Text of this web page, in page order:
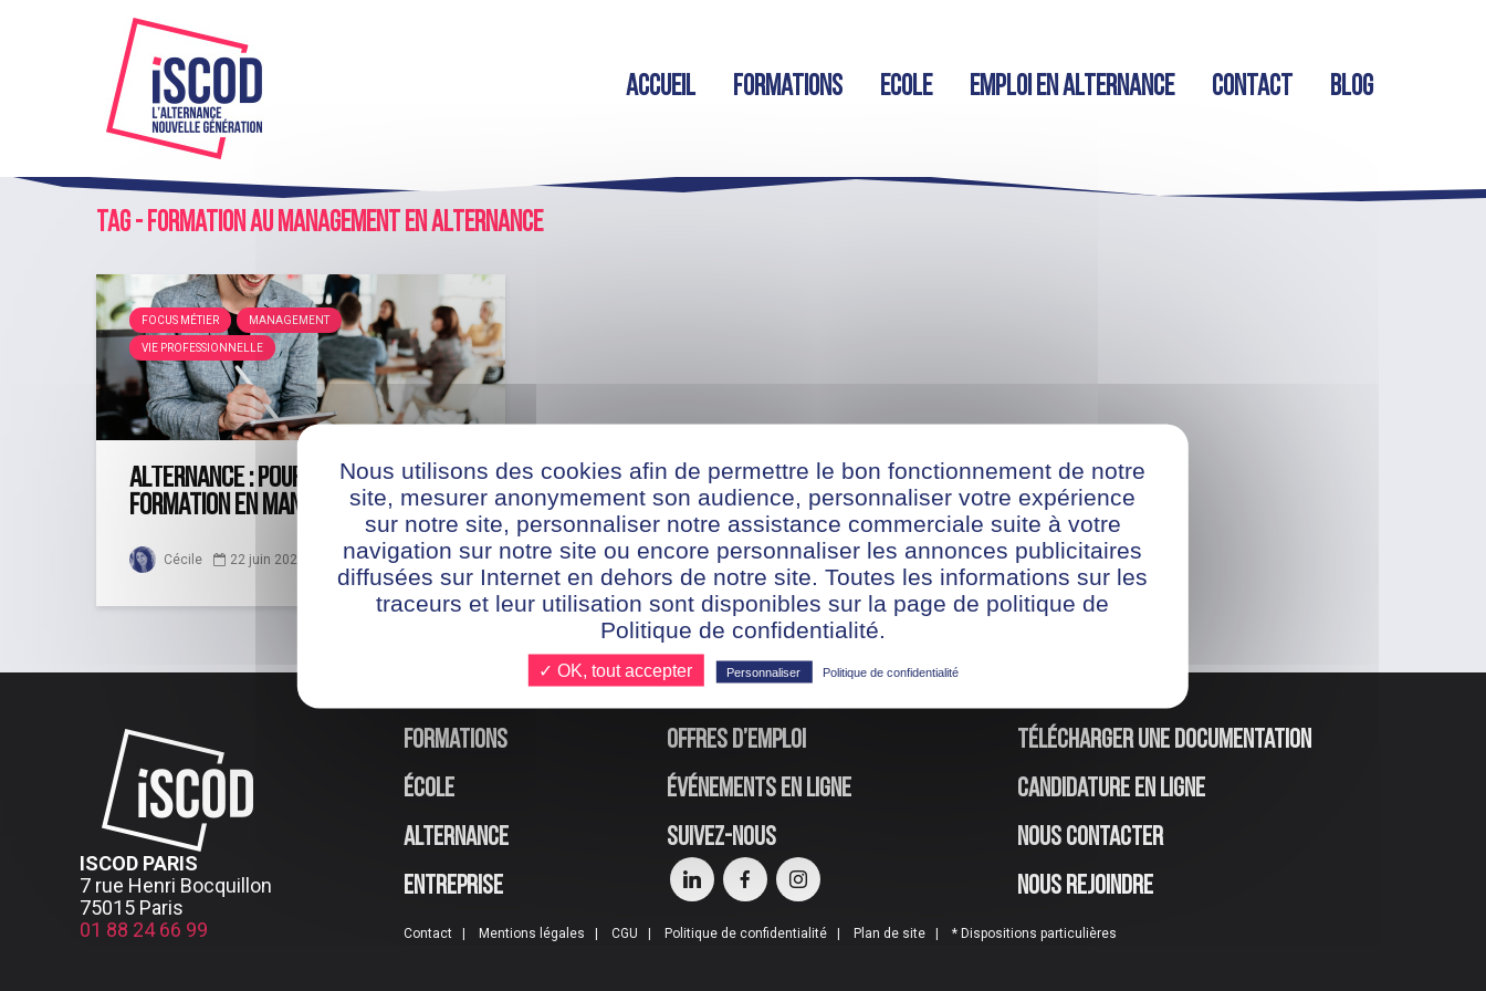
Accueil Formations Ecole Emploi en alternance Contact Blog
Tag - formation au management en alternance
FOCUS MÉTIER MANAGEMENT
VIE PROFESSIONNELLE
Alternance : pourquoi choisir une
formation en management ?
Cécile 22 juin 2022
ISCOD PARIS
7 rue Henri Bocquillon
75015 Paris
01 88 24 66 99
Formations
École
Alternance
Entreprise
Offres d’emploi
Événements en ligne
Suivez-nous
Télécharger une documentation
Candidature en ligne
Nous contacter
Nous rejoindre
Contact Mentions légales CGU Politique de confidentialité Plan de site * Dispositions particulières
Nous utilisons des cookies afin de permettre le bon fonctionnement de notre
site, mesurer anonymement son audience, personnaliser votre expérience
sur notre site, personnaliser notre assistance commerciale suite à votre
navigation sur notre site ou encore personnaliser les annonces publicitaires
diffusées sur Internet en dehors de notre site. Toutes les informations sur les
traceurs et leur utilisation sont disponibles sur la page de politique de
Politique de confidentialité.
✓ OK, tout accepter Personnaliser Politique de confidentialité